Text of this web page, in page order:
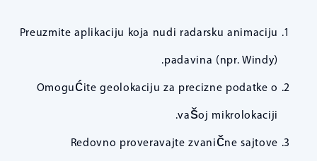
Preuzmite aplikaciju koja nudi radarsku animaciju
padavina (npr. Windy).
Omogućite geolokaciju za precizne podatke o
vašoj mikrolokaciji.
Redovno proveravajte zvanične sajtove